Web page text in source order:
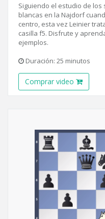
Siguiendo el estudio de
blancas en la Najdorf
centro, esta vez Leinier
casilla f5. Disfrute y
ejemplos.
Duración: 25 minutos
Comprar video